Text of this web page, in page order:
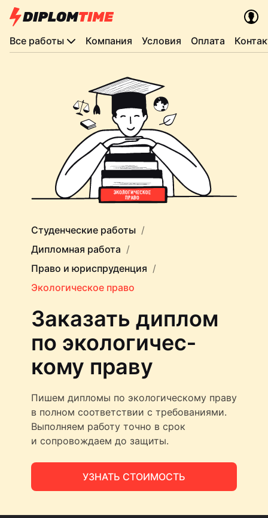
Все работы Компания Условия Оплата
Студенческие работы
Дипломная работа
Право и юриспруденция
Экологическое право
Заказать диплом
по экологичес­
кому праву
Пишем дипломы по экологическому праву
в полном соответствии с требованиями.
Выполняем работу точно в срок
и сопровождаем до защиты.
УЗНАТЬ СТОИМОСТЬ